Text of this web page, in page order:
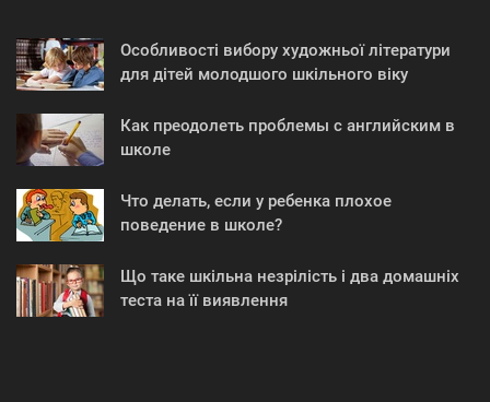
Особливості вибору художньої літератури
для дітей молодшого шкільного віку
Как преодолеть проблемы с английским в
школе
Что делать, если у ребенка плохое
поведение в школе?
Що таке шкільна незрілість і два домашніх
теста на її виявлення